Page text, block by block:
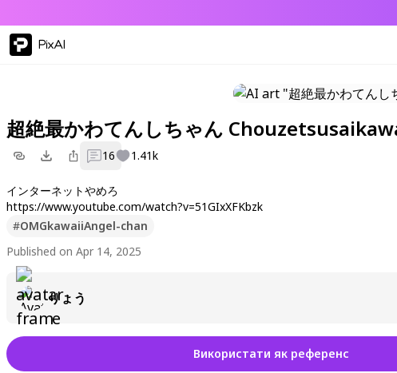
PixAI
超絶最かわてんしちゃん
16 1.41k
インターネットやめろ
https://www.youtube.com/watch?v=51GIxXFKbzk
#OMGkawaiiAngel-chan
Published on Apr 14, 2025
りょう
Використати як референс